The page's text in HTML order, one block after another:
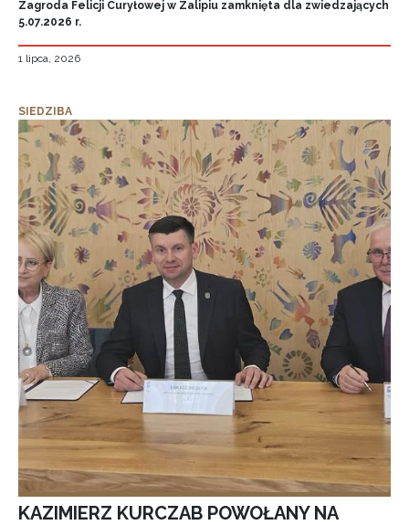
Zagroda Felicji Curyłowej w Zalipiu zamknięta dla zwiedzających
5.07.2026 r.
1 lipca, 2026
SIEDZIBA
KAZIMIERZ KURCZAB POWOŁANY NA